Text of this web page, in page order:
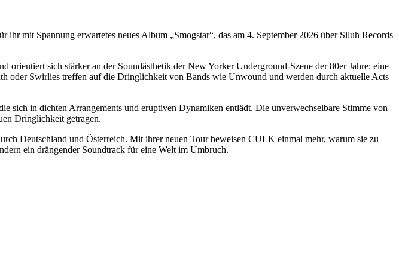
mit Spannung erwartetes neues Album „Smogstar“, das am 4. September 2026 über Siluh Records
sich stärker an der Soundästhetik der New Yorker Underground-Szene der 80er Jahre: eine
oder Swirlies treffen auf die Dringlichkeit von Bands wie Unwound und werden durch aktuelle Acts
sich in dichten Arrangements und eruptiven Dynamiken entlädt. Die unverwechselbare Stimme von
Dringlichkeit getragen.
Deutschland und Österreich. Mit ihrer neuen Tour beweisen CULK einmal mehr, warum sie zu
ein drängender Soundtrack für eine Welt im Umbruch.